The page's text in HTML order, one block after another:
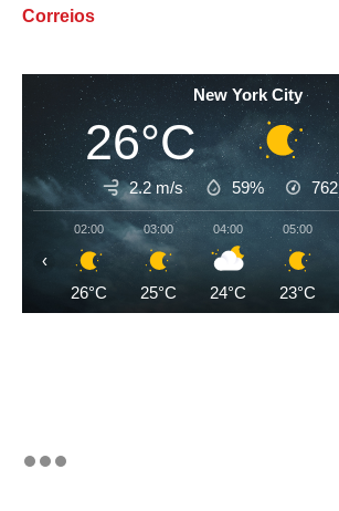
Correios
New York City
26°C
2.2 m/s 59% 762
02:00
26°C
03:00
25°C
04:00
24°C
05:00
23°C
‹